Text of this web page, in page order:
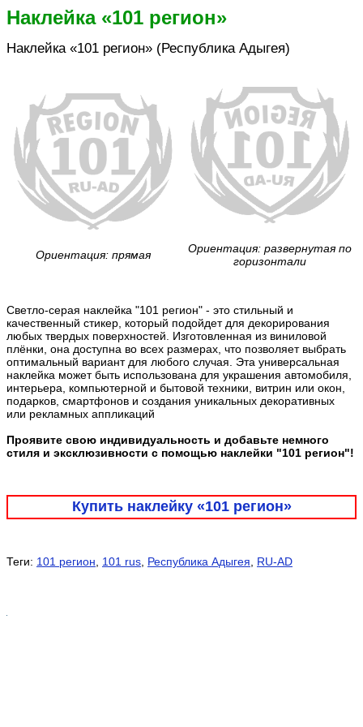
Наклейка «101 регион»
Наклейка «101 регион» (Республика Адыгея)
Ориентация: прямая
Ориентация: развернутая по
горизонтали
Светло-серая наклейка "101 регион" - это стильный и
качественный стикер, который подойдет для декорирования
любых твердых поверхностей. Изготовленная из виниловой
плёнки, она доступна во всех размерах, что позволяет выбрать
оптимальный вариант для любого случая. Эта универсальная
наклейка может быть использована для украшения автомобиля,
интерьера, компьютерной и бытовой техники, витрин или окон,
подарков, смартфонов и создания уникальных декоративных
или рекламных аппликаций
Проявите свою индивидуальность и добавьте немного
стиля и эксклюзивности с помощью наклейки "101 регион"!
Купить наклейку «101 регион»
Теги: 101 регион 101 rus Республика Адыгея RU-AD